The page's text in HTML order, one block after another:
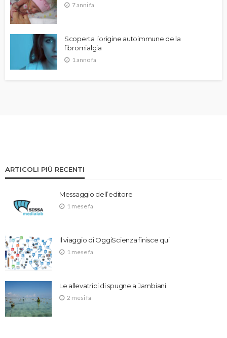
7 anni fa
Scoperta l’origine autoimmune della
fibromialgia
1 anno fa
ARTICOLI PIÙ RECENTI
Messaggio dell’editore
1 mese fa
Il viaggio di OggiScienza finisce qui
1 mese fa
Le allevatrici di spugne a Jambiani
2 mesi fa